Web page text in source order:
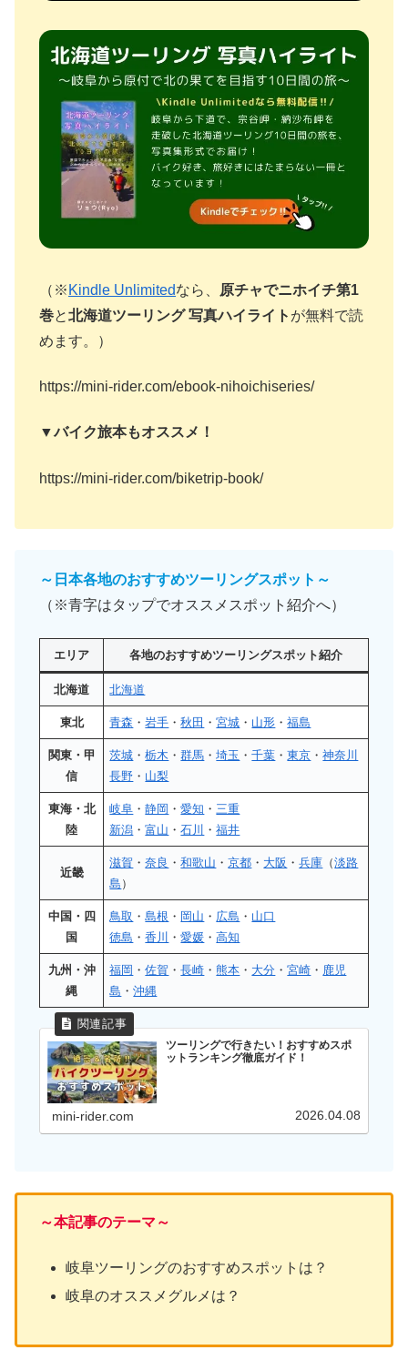
（※ Kindle Unlimitedなら、
原チャでニホイチ第1
巻と北海道ツーリング 写真ハイライト が無料で読
めます。）
https://mini-rider.com/ebook-nihoichiseries/
▼バイク旅本もオススメ！
https://mini-rider.com/biketrip-book/
～日本各地のおすすめツーリングスポット～
（※青字はタップでオススメスポット紹介へ）
エリア 各地のおすすめツーリングスポット紹介
北海道 北海道
東北 青森 ・岩手 ・秋田 ・宮城 ・ 山形 ・福島
関東・甲
信
茨城 ・栃木 ・群馬 ・埼玉 ・千葉 ・東京 ・神奈川
長野 ・ 山梨
東海・北
陸
岐阜 ・静岡 ・愛知 ・ 三重
新潟 ・富山 ・石川 ・福井
近畿
滋賀 ・奈良 ・和歌山 ・京都 ・ 大阪 ・兵庫 （淡路
島 ）
中国・四
国
鳥取 ・島根 ・ 岡山 ・ 広島 ・ 山口
徳島 ・香川 ・愛媛 ・高知
九州・沖
縄
福岡 ・佐賀 ・長崎 ・熊本 ・ 大分 ・宮崎 ・ 鹿児
島 ・沖縄
ツーリングで行きたい！おすすめスポ
ットランキング徹底ガイド！
mini-rider.com 2026.04.08
～本記事のテーマ～
岐阜ツーリングのおすすめスポットは？
岐阜のオススメグルメは？